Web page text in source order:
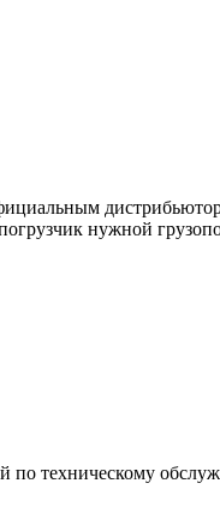
нужной
по техническому